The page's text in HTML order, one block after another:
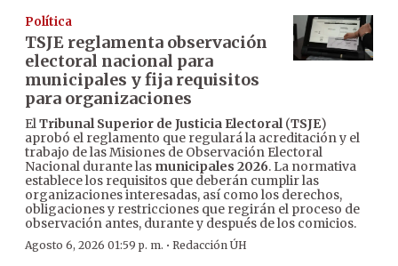
Política
TSJE reglamenta observación
electoral nacional para
municipales y fija requisitos
para organizaciones
ElTribunal Superior de Justicia Electoral(TSJE)
aprobó el reglamento que regulará la acreditación y el
trabajo de las Misiones de Observación Electoral
Nacional durante las municipales 2026. La normativa
establece los requisitos que deberán cumplir las
organizaciones interesadas, así como los derechos,
obligaciones y restricciones que regirán el proceso de
observación antes, durante y después de los comicios.
Agosto 6, 2026 01:59 p. m. · Redacción ÚH